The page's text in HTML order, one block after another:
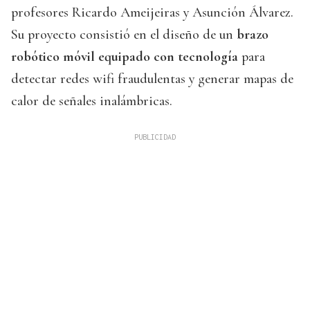
profesores Ricardo Ameijeiras y Asunción Álvarez.
Su proyecto consistió en el diseño de un brazo
robótico móvil equipado con tecnología para
detectar redes wifi fraudulentas y generar mapas de
calor de señales inalámbricas.